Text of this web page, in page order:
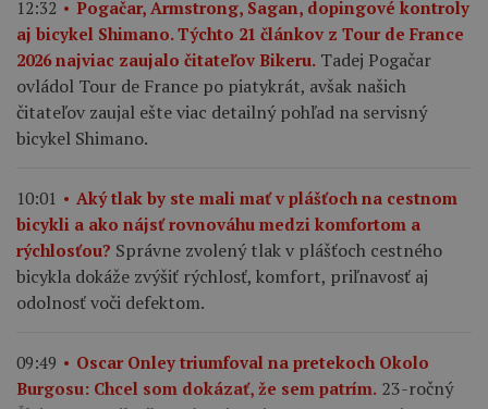
12:32
Pogačar, Armstrong, Sagan, dopingové kontroly
aj bicykel Shimano. Týchto 21 článkov z Tour de France
2026 najviac zaujalo čitateľov Bikeru. Tadej Pogačar
ovládol Tour de France po piatykrát, avšak našich
čitateľov zaujal ešte viac detailný pohľad na servisný
bicykel Shimano.
10:01
Aký tlak by ste mali mať v plášťoch na cestnom
bicykli a ako nájsť rovnováhu medzi komfortom a
rýchlosťou? Správne zvolený tlak v plášťoch cestného
bicykla dokáže zvýšiť rýchlosť, komfort, priľnavosť aj
odolnosť voči defektom.
09:49
Oscar Onley triumfoval na pretekoch Okolo
Burgosu: Chcel som dokázať, že sem patrím. 23-ročný